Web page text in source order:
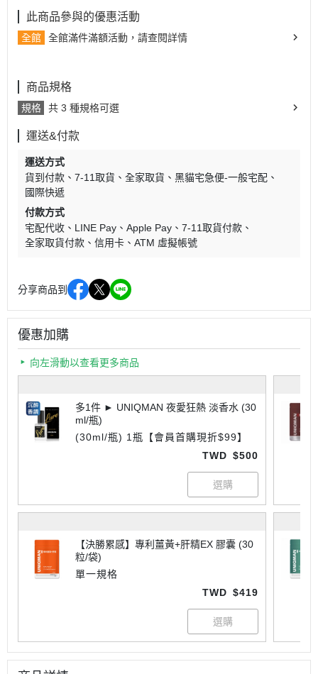
此商品參與的優惠活動
全館 全館滿件滿額活動，請查閱詳情
商品規格
規格 共 3 種規格可選
運送&付款
運送方式
貨到付款
7-11取貨 全家取貨
黑貓宅急便-一般宅配
國際快遞
付款方式
宅配代收
LINE Pay Apple Pay
7-11取貨付款
全家取貨付款
信用卡 ATM 虛擬帳號
分享商品到
優惠加購
向左滑動以查看更多商品
多1件 ► UNIQMAN 夜愛狂熱 淡香水 (30
ml/瓶)
(30ml/瓶) 1瓶【會員首購現折$99】
TWD $500
【決勝累感】專利薑黃+肝精EX 膠囊 (30
粒/袋)
單一規格
TWD $419